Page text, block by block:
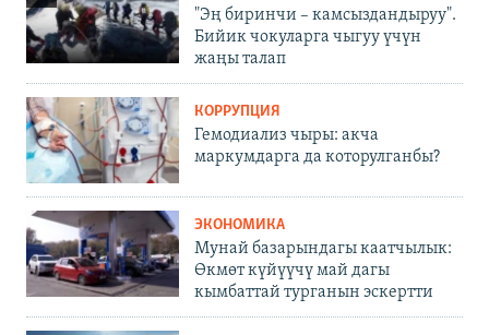
"Эң биринчи – камсыздандыруу".
Бийик чокуларга чыгуу үчүн
жаңы талап
КОРРУПЦИЯ
Гемодиализ чыры: акча
маркумдарга да которулганбы?
ЭКОНОМИКА
Мунай базарындагы каатчылык:
Өкмөт күйүүчү май дагы
кымбаттай турганын эскертти